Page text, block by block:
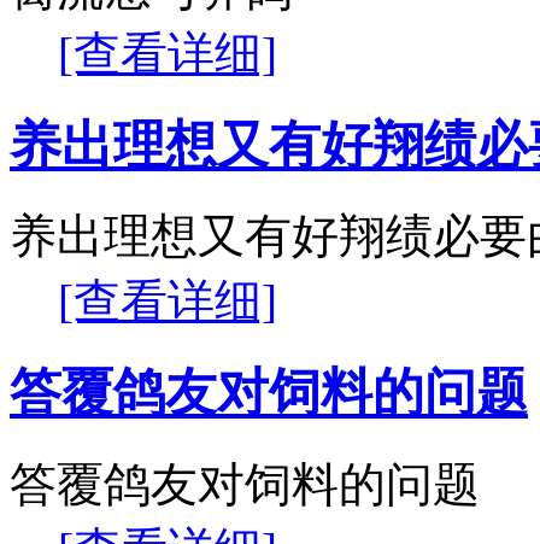
[查看详细]
养出理想又有好翔绩
养出理想又有好翔绩必
[查看详细]
答覆鸽友对饲料的问题
答覆鸽友对饲料的问题